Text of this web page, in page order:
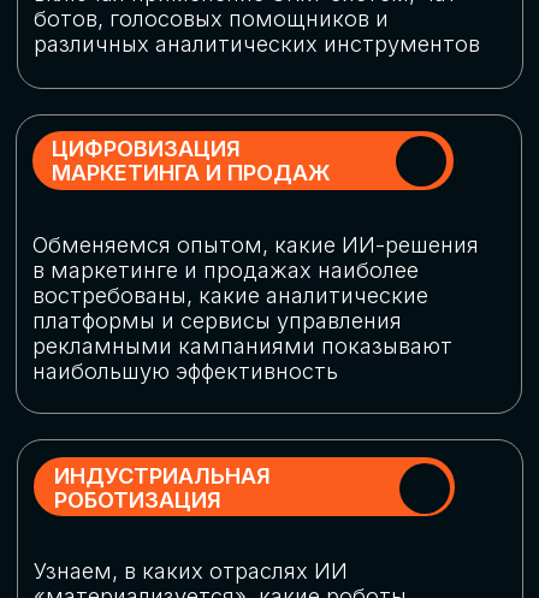
СПИКЕРЫ
СТАТЬ СПИКЕРОМ
В конференции участвовали более 120 спикеров